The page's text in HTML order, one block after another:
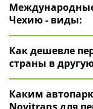
Чехию - виды:
Как дешевле
страны в
Каким